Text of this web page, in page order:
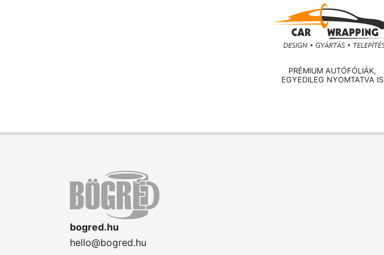
PRÉMIUM AUTÓFÓLIÁK,
EGYEDILEG NYOMTATVA IS
bogred.hu
hello@bogred.hu